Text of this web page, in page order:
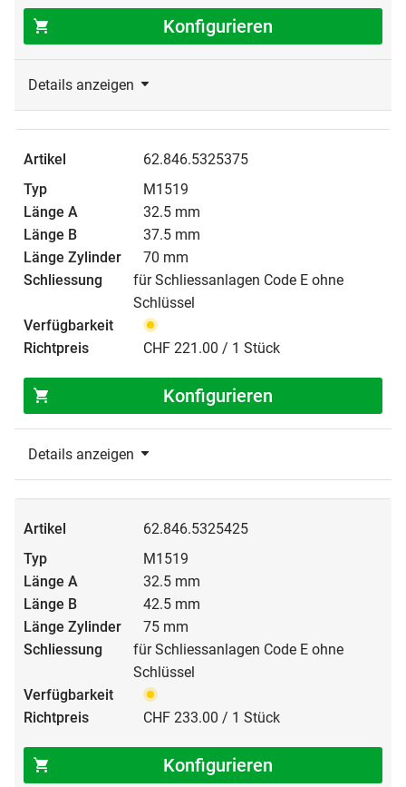
Konfigurieren
Details anzeigen
62.846.5325375
M1519
32.5 mm
37.5 mm
70 mm
für Schliessanlagen Code E ohne
Schlüssel
CHF 221.00 / 1 Stück
Konfigurieren
Details anzeigen
62.846.5325425
M1519
32.5 mm
42.5 mm
75 mm
für Schliessanlagen Code E ohne
Schlüssel
CHF 233.00 / 1 Stück
Konfigurieren